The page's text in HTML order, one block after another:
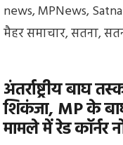
news,MPNews,
मैहर समाचार,सतना,
अंतर्राष्ट्रीय बाघ
शिकंजा, MP के
मामले में रेड कॉर्नर